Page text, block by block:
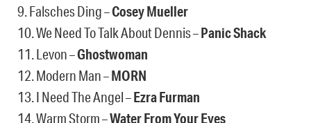
9. Falsches Ding –Cosey Mueller
10. We Need To Talk About Dennis –Panic Shack
11. Levon –Ghostwoman
12. Modern Man –MORN
13. I Need The Angel –Ezra Furman
14. Warm Storm –Water From Your Eyes